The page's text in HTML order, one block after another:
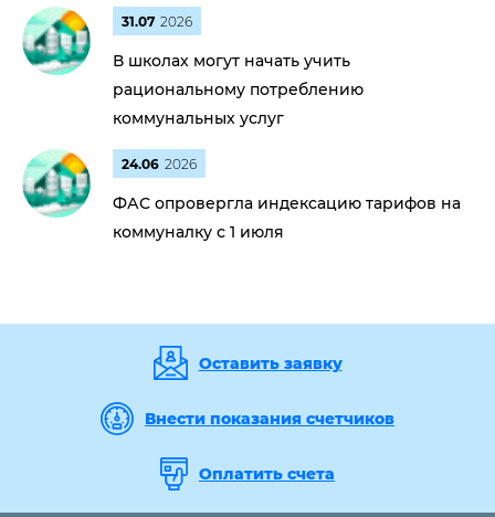
31.07 2026
В школах могут начать учить
рациональному потреблению
коммунальных услуг
24.06 2026
ФАС опровергла индексацию тарифов на
коммуналку с 1 июля
Оставить заявку
Внести показания счетчиков
Оплатить счета